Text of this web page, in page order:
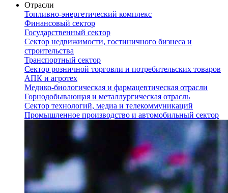
Отрасли
Топливно-энергетический комплекс
Финансовый сектор
Государственный сектор
Сектор недвижимости, гостиничного бизнеса и
строительства
Транспортный сектор
Сектор розничной торговли и потребительских товаров
АПК и агротех
Медико-биологическая и фармацевтическая отрасли
Горнодобывающая и металлургическая отрасль
Сектор технологий, медиа и телекоммуникаций
Промышленное производство и автомобильный сектор